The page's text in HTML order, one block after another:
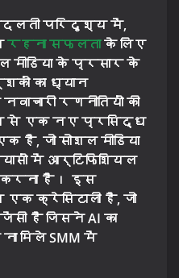
परिदृश्य में,
रहना सफलताके लिए
के प्रसार के
का ध्यान
रणनीतियों की
से एक नए प्रसिद्ध
है, जो सोशल मीडिया
में आर्टिफिशियल
करना है। इस
क्रेसिटाली है, जो
है जिसने AI का
मिले SMM में